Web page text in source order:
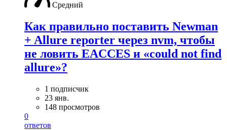
Средний
Как правильно поставить Newman
+ Allure reporter через nvm, чтобы
не ловить EACCES и «could not find
allure»?
1 подписчик
23 янв.
148 просмотров
0
ответов